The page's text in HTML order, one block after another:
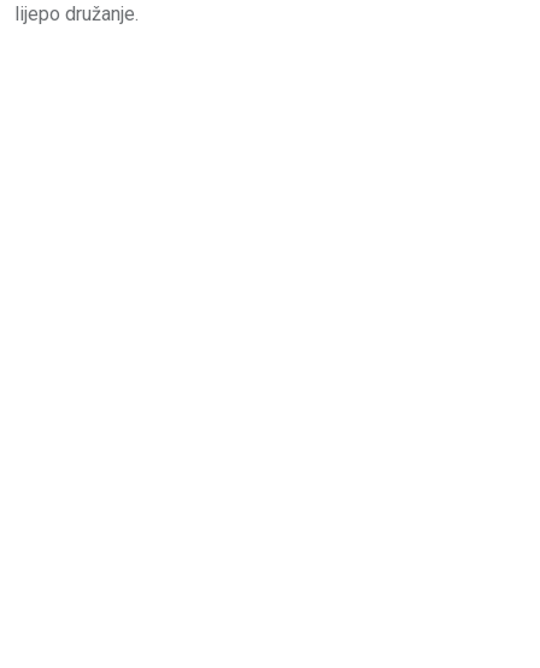
lijepo družanje.